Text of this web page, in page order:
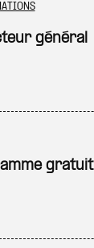
général
gratuit